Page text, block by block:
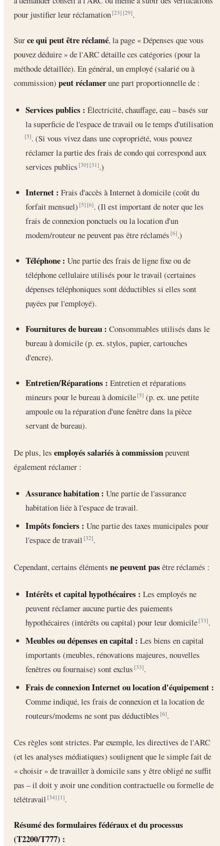
pour justifier leur réclamation[23] [29].
Surce qui peut être réclamé, la page « Dépenses que vous
pouvez déduire » de l'ARC détaille ces catégories (pour la
méthode détaillée). En général, un employé (salarié ou à
commission) peut réclamerune part proportionnelle de :
Services publics : Électricité, chauffage, eau – basés sur
la superficie de l'espace de travail ou le temps d'utilisation
[5]. (Si vous vivez dans une copropriété, vous pouvez
réclamer la partie des frais de condo qui correspond aux
services publics[30] [31].)
Internet : Frais d'accès à Internet à domicile (coût du
forfait mensuel)[5] [6]. (Il est important de noter que les
frais de connexion ponctuels ou la location d'un
modem/routeur ne peuvent pas être réclamés[6].)
Téléphone : Une partie des frais de ligne fixe ou de
téléphone cellulaire utilisés pour le travail (certaines
dépenses téléphoniques sont déductibles si elles sont
payées par l'employé).
Fournitures de bureau : Consommables utilisés dans le
bureau à domicile (p. ex. stylos, papier, cartouches
d'encre).
Entretien/Réparations : Entretien et réparations
mineurs pour le bureau à domicile[5] (p. ex. une petite
ampoule ou la réparation d'une fenêtre dans la pièce
servant de bureau).
De plus, les employés salariés à commissionpeuvent
également réclamer :
Assurance habitation : Une partie de l'assurance
habitation liée à l'espace de travail.
Impôts fonciers : Une partie des taxes municipales pour
l'espace de travail[32].
Cependant, certains éléments ne peuvent pas être réclamés :
Intérêts et capital hypothécaires : Les employés ne
peuvent réclamer aucune partie des paiements
hypothécaires (intérêts ou capital) pour leur domicile[33].
Meubles ou dépenses en capital : Les biens en capital
importants (meubles, rénovations majeures, nouvelles
fenêtres ou fournaise) sont exclus[33].
Frais de connexion Internet ou location d'équipement :
Comme indiqué, les frais de connexion et la location de
routeurs/modems ne sont pas déductibles[6].
Ces règles sont strictes. Par exemple, les directives de l'ARC
(et les analyses médiatiques) soulignent que le simple fait de
« choisir » de travailler à domicile sans y être obligé ne suffit
pas – il doit y avoir une condition contractuelle ou formelle de
télétravail[34] [1].
Résumé des formulaires fédéraux et du processus
(T2200/T777) :